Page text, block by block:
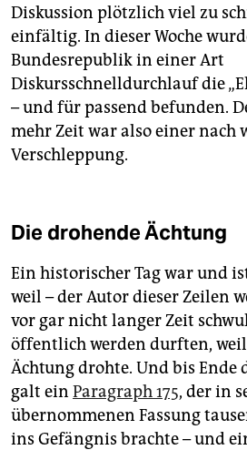
Diskussion plötzlich viel zu
einfältig. In dieser Woche
Bundesrepublik in einer Art
Diskursschnelldurchlauf die
– und für passend befunden.
mehr Zeit war also einer nach
Verschleppung.
Die drohende Ächtung
Ein historischer Tag war und
weil – der Autor dieser Zeilen
vor gar nicht langer Zeit
öffentlich werden durften,
Ächtung drohte. Und bis Ende
galt ein Paragraph 175, der in
übernommenen Fassung
ins Gefängnis brachte – und